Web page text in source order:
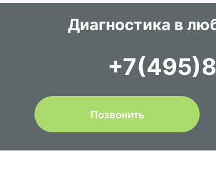
Диагностика в
Позвонить